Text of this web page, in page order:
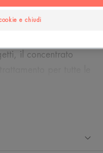
radice, agendo sui
anti-
il concentrato
le donne in
e chiudi